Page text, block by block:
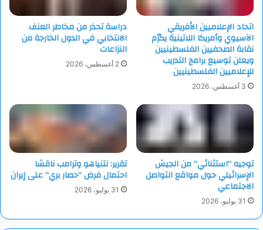
الحكومي ونعلم أن 5 تريليونات دولار إضافية خطأ فادح”.
اتحاد الإعلاميين الأفريقي
الآسيوي وأمريكا اللاتينية يكرّم
نقابة الصحفيين الفلسطينيين
ويعلن توسيع برامج التدريب
للإعلاميين الفلسطينيين
3 أغسطس، 2026
دراسة تحذر من مخاطر العنف
الانتخابي في الدول الخارجة من
النزاعات
2 أغسطس، 2026
توجيه “استثنائي” من الجيش
الإسرائيلي حول مواقع التواصل
الاجتماعي
31 يوليو، 2026
تقرير: نتنياهو وترامب ناقشا
احتمال فرض “حصار بري” على إيران
31 يوليو، 2026